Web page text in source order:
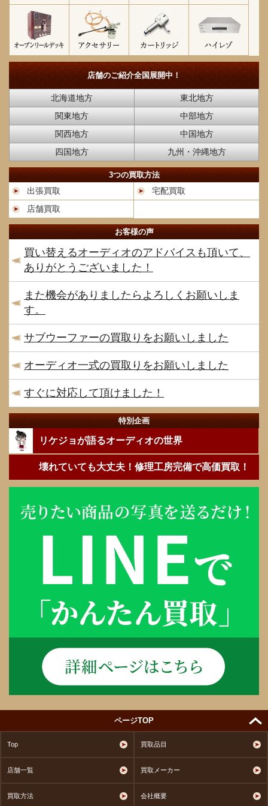
店舗のご紹介全国展開中！
北海道地方
東北地方
関東地方
中部地方
関西地方
中国地方
四国地方
九州・沖縄地方
3つの買取方法
出張買取
宅配買取
店舗買取
お客様の声
買い替えるオーディオのアドバイスも頂いて、
ありがとうございました！
また機会がありましたらよろしくお願いしま
す。
サブウーファーの買取りをお願いしました
オーディオ一式の買取りをお願いしました
すぐに対応して頂けました！
特別企画
リケジョが語るオーディオの世界
壊れていても大丈夫！修理工房完備で高価買取！
ページTOP
Top 買取品目
店舗一覧 買取メーカー
買取方法 会社概要